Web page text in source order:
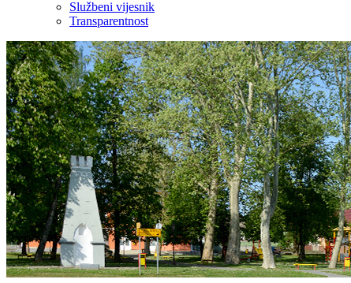
Službeni vijesnik
Transparentnost